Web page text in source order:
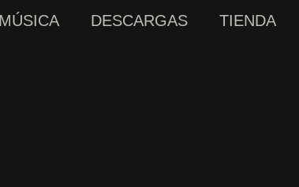
MÚSICA DESCARGAS TIENDA